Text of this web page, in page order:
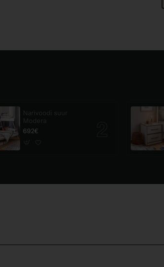
Narivoodi suur
Modera
692€